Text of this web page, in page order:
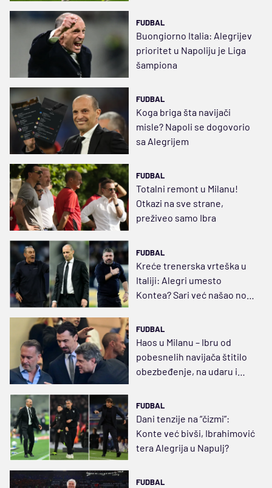
FUDBAL
Buongiorno Italia: Alegrijev
prioritet u Napoliju je Liga
šampiona
FUDBAL
Koga briga šta navijači
misle? Napoli se dogovorio
sa Alegrijem
FUDBAL
Totalni remont u Milanu!
Otkazi na sve strane,
preživeo samo Ibra
FUDBAL
Kreće trenerska vrteška u
Italiji: Alegri umesto
Kontea? Sari već našao novi
FUDBAL
Haos u Milanu – Ibru od
pobesnelih navijača štitilo
obezbeđenje, na udaru i
FUDBAL
Dani tenzije na “čizmi”:
Konte već bivši, Ibrahimović
tera Alegrija u Napulj?
FUDBAL